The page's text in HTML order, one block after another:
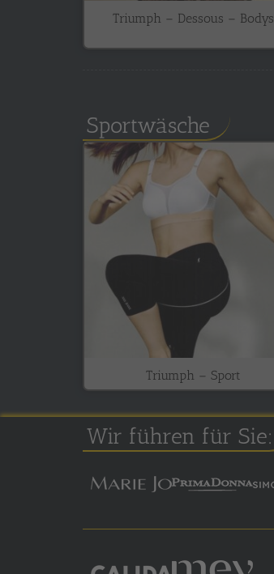
Triumph – Dessous – Bodys
Sportwäsche
Triumph – Sport
Wir führen für Sie: